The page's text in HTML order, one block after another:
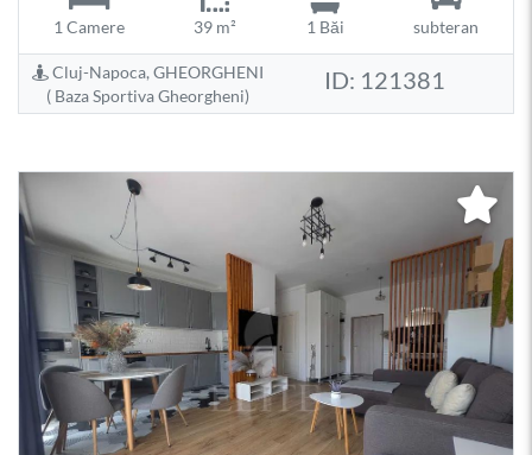
1 Camere 39 m² 1 Băi subteran
Cluj-Napoca, GHEORGHENI
( Baza Sportiva Gheorgheni)
ID: 121381